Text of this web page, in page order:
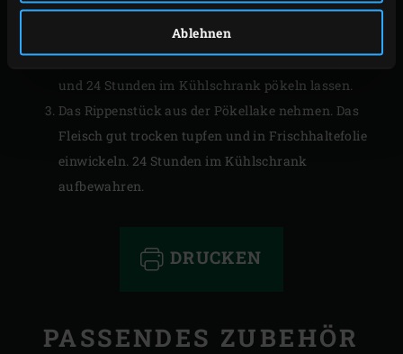
Ablehnen
Das Silberhäutchen vom Rippenstück entfernen. Die
Schweinerippe in die abgekühlte Pökelflüssigkeit
legen (die Rippe sollte komplett damit bedeckt sein)
und 24 Stunden im Kühlschrank pökeln lassen.
Das Rippenstück aus der Pökellake nehmen. Das
Fleisch gut trocken tupfen und in Frischhaltefolie
einwickeln. 24 Stunden im Kühlschrank
aufbewahren.
DRUCKEN
PASSENDES ZUBEHÖR